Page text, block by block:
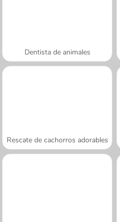
Dentista de animales
Rescate de cachorros adorables